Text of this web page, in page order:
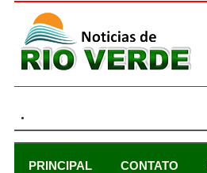
.
PRINCIPAL CONTATO